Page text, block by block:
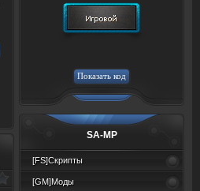
SA-MP
[FS]Скрипты
[GM]Моды